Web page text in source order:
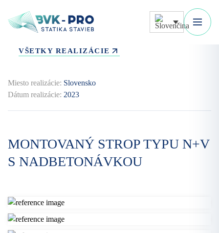
VŠETKY REALIZÁCIE
Dátum realizácie: 2023
Miesto realizácie: Slovensko
MONTOVANÝ STROP TYPU N+V
S NADBETONÁVKOU